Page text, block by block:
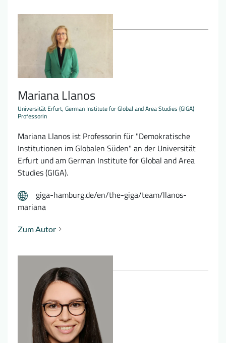
Mariana Llanos
Universität Erfurt, German Institute for Global and Area Studies (GIGA)
Professorin
Mariana Llanos ist Professorin für "Demokratische
Institutionen im Globalen Süden" an der Universität
Erfurt und am German Institute for Global and Area
Studies (GIGA).
giga-hamburg.de/en/the-giga/team/llanos-
mariana
Zum Autor